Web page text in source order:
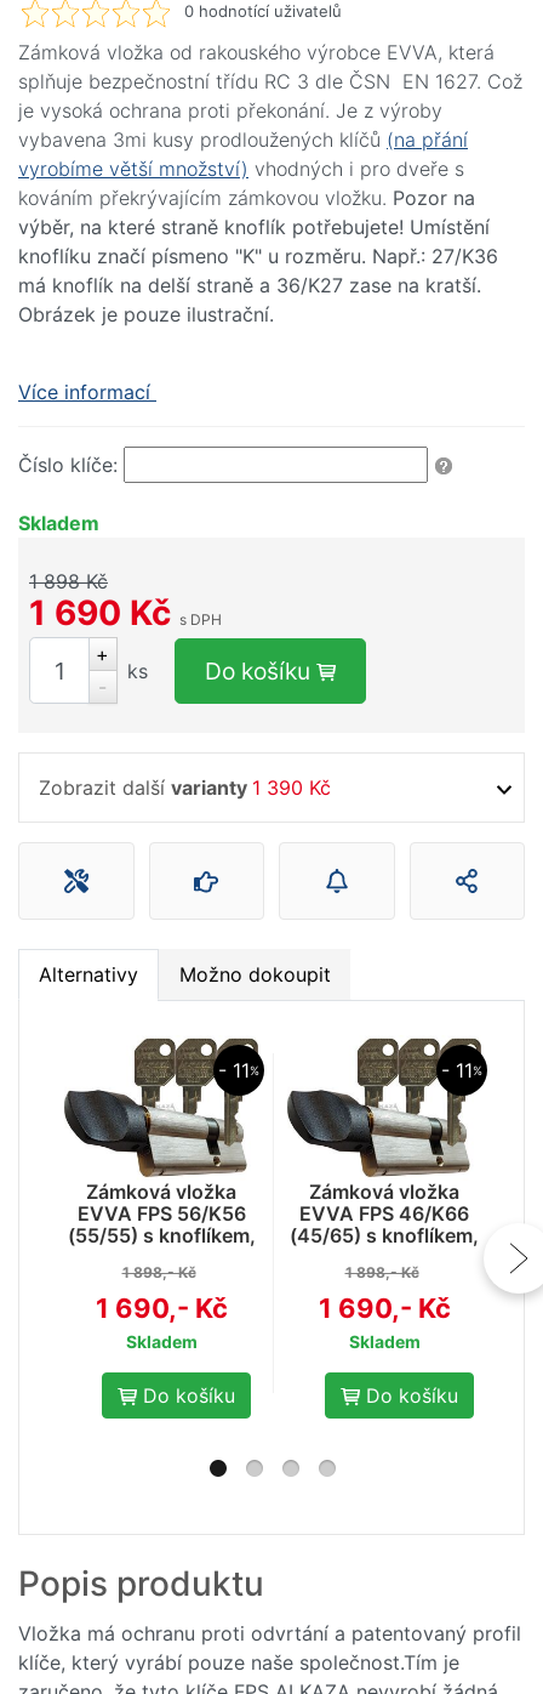
0hodnotící uživatelů
Zámková vložka od rakouského výrobce EVVA, která
splňuje bezpečnostní třídu RC 3 dle ČSN EN 1627. Což
je vysoká ochrana proti překonání. Je z výroby
vybavena 3mi kusy prodloužených klíčů (na přání
vyrobíme větší množství) vhodných i pro dveře s
kováním překrývajícím zámkovou vložku. Pozor na
výběr, na které straně knoflík potřebujete! Umístění
knoflíku značí písmeno "K" u rozměru. Např.: 27/K36
má knoflík na delší straně a 36/K27 zase na kratší.
Obrázek je pouze ilustrační.
Více informací
Číslo klíče:
Skladem
1 898 Kč
1 690 Kč s DPH
+
-
ks Do košíku
Zobrazit další varianty 1 390 Kč
Alternativy Možno dokoupit
- 11%
Zámková vložka
EVVA FPS 56/K56
(55/55) s knoflíkem,
proti odvrtání
1 898,- Kč
1 690,- Kč
Do košíku
Skladem
- 11%
Zámková vložka
EVVA FPS 46/K66
(45/65) s knoflíkem,
proti odvrtání
1 898,- Kč
1 690,- Kč
Do košíku
Skladem
- 10
Klíč EVVA k vložce
FPS
206,- Kč 185,-
Popis produktu
Vložka má ochranu proti odvrtání a patentovaný profil
klíče, který vyrábí pouze naše společnost.Tím je